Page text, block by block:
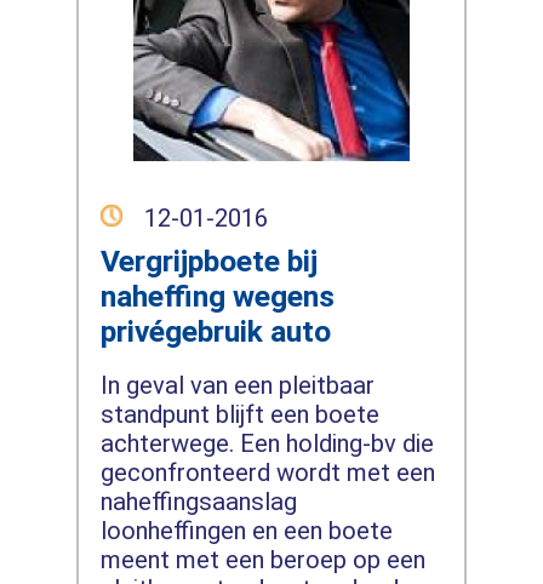
12-01-2016
Vergrijpboete bij
naheffing wegens
privégebruik auto
In geval van een pleitbaar
standpunt blijft een boete
achterwege. Een holding-bv die
geconfronteerd wordt met een
naheffingsaanslag
loonheffingen en een boete
meent met een beroep op een